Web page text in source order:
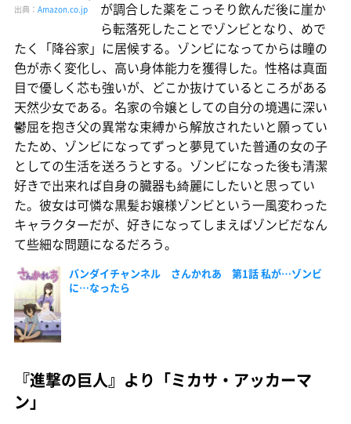
出典： Amazon.co.jp
が調合した薬をこっそり飲んだ後に崖か
ら転落死したことでゾンビとなり、めで
たく「降谷家」に居候する。ゾンビになってからは瞳の
色が赤く変化し、高い身体能力を獲得した。性格は真面
目で優しく芯も強いが、どこか抜けているところがある
天然少女である。名家の令嬢としての自分の境遇に深い
鬱屈を抱き父の異常な束縛から解放されたいと願ってい
たため、ゾンビになってずっと夢見ていた普通の女の子
としての生活を送ろうとする。ゾンビになった後も清潔
好きで出来れば自身の臓器も綺麗にしたいと思ってい
た。彼女は可憐な黒髪お嬢様ゾンビという一風変わった
キャラクターだが、好きになってしまえばゾンビだなん
て些細な問題になるだろう。
バンダイチャンネル さんかれあ 第1話 私が…ゾンビ
に…なったら
『進撃の巨人』より「ミカサ・アッカーマ
ン」